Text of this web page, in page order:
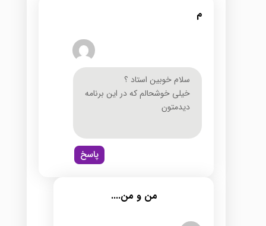
م
سلام خوبین استاد ؟
خیلی خوشحالم که در این برنامه
دیدمتون
پاسخ
من و من....